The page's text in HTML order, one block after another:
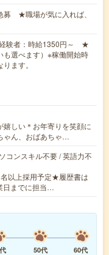
★職場が気に入れば、
験者：時給1350円～ ★
も選べます）※稼働開始時
ます。
嬉しい＊お年寄りを笑顔に
ゃん、おばあちゃ…
コンスキル不要 / 英語力不
以上採用予定★履歴書は
日までに担当…
50代
60代